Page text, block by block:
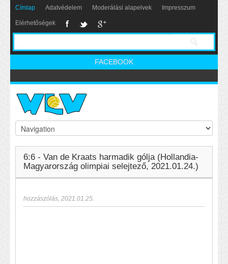
Címlap Adatvédelem Moderálási alapelvek Impresszum
Elérhetőségek
FACEBOOK
6:6 - Van de Kraats harmadik gólja (Hollandia-
Magyarország olimpiai selejtező, 2021.01.24.)
hozzászólás, 2021.01.25.